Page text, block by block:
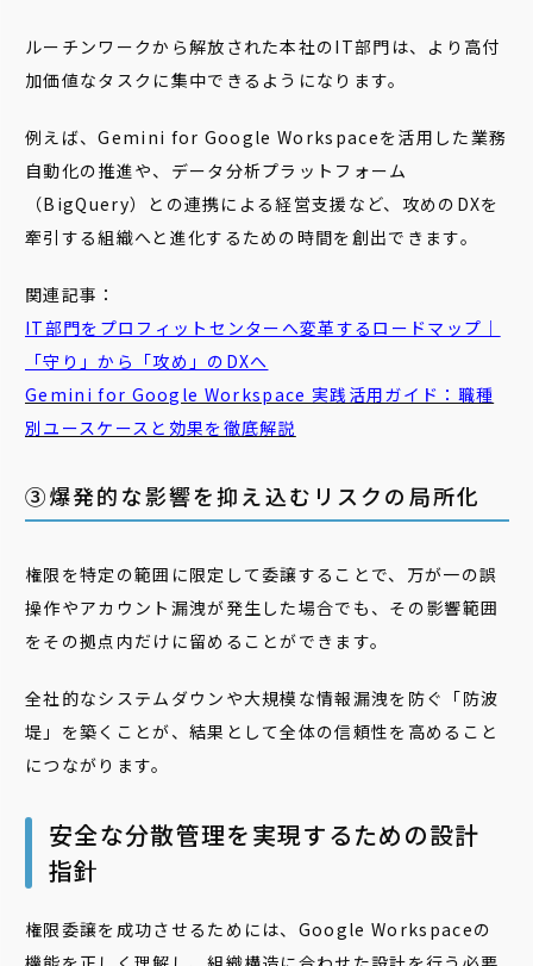
ルーチンワークから解放された本社のIT部門は、より高付
加価値なタスクに集中できるようになります。
例えば、Gemini for Google Workspaceを活用した業務
自動化の推進や、データ分析プラットフォーム
（BigQuery）との連携による経営支援など、攻めのDXを
牽引する組織へと進化するための時間を創出できます。
関連記事：
IT部門をプロフィットセンターへ変革するロードマップ｜
「守り」から「攻め」のDXへ
Gemini for Google Workspace 実践活用ガイド：職種
別ユースケースと効果を徹底解説
③爆発的な影響を抑え込むリスクの局所化
権限を特定の範囲に限定して委譲することで、万が一の誤
操作やアカウント漏洩が発生した場合でも、その影響範囲
をその拠点内だけに留めることができます。
全社的なシステムダウンや大規模な情報漏洩を防ぐ「防波
堤」を築くことが、結果として全体の信頼性を高めること
につながります。
安全な分散管理を実現するための設計
指針
権限委譲を成功させるためには、Google Workspaceの